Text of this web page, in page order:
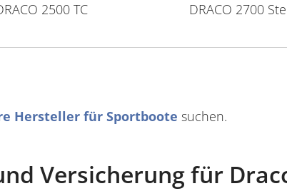
2500 TC DRACO 2700
Hersteller für Sportboote suchen.
Versicherung für